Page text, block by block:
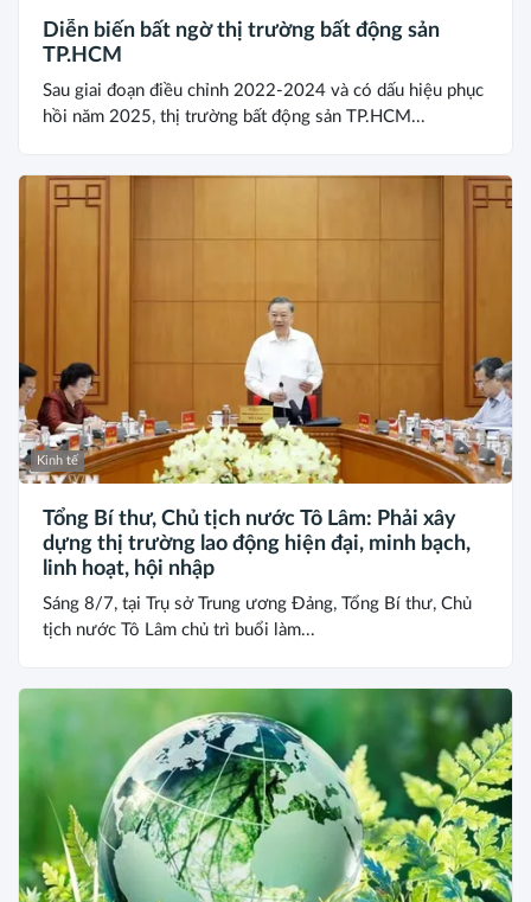
Diễn biến bất ngờ thị trường bất động sản
TP.HCM
Sau giai đoạn điều chỉnh 2022-2024 và có dấu hiệu phục
hồi năm 2025, thị trường bất động sản TP.HCM...
Kinh tế
Tổng Bí thư, Chủ tịch nước Tô Lâm: Phải xây
dựng thị trường lao động hiện đại, minh bạch,
linh hoạt, hội nhập
Sáng 8/7, tại Trụ sở Trung ương Đảng, Tổng Bí thư, Chủ
tịch nước Tô Lâm chủ trì buổi làm...